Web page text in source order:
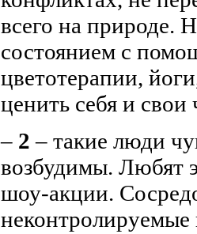
всего на природе.
состоянием с
цветотерапии,
ценить себя и свои
– 2 – такие люди
возбудимы. Любят
шоу-акции.